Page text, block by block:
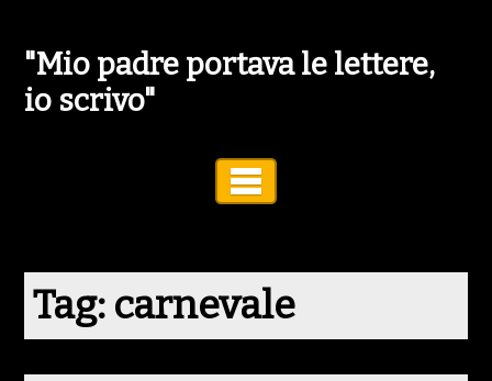
"Mio padre portava le lettere,
io scrivo"
Tag: carnevale